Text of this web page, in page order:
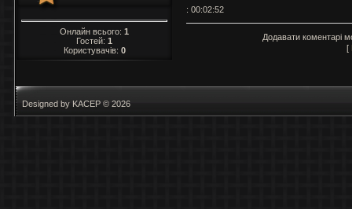
Онлайн всього: 1
Гостей: 1
Користувачів: 0
: 00:02:52
Додавати коментарі
[
Designed by KACEP © 2026